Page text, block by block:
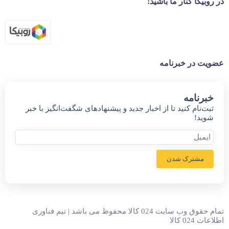
عضویت در خبرنامه
خبر‌نامه
ثبت‌نام کنید تا از اخبار جدید و پیشنهاد‌های شگفت‌انگیز با خبر
شوید!
مشترک شدن
تمام حقوق وب سایت 024 کالا محفوظ می باشد | تیم فناوری
اطلاعات 024 کالا